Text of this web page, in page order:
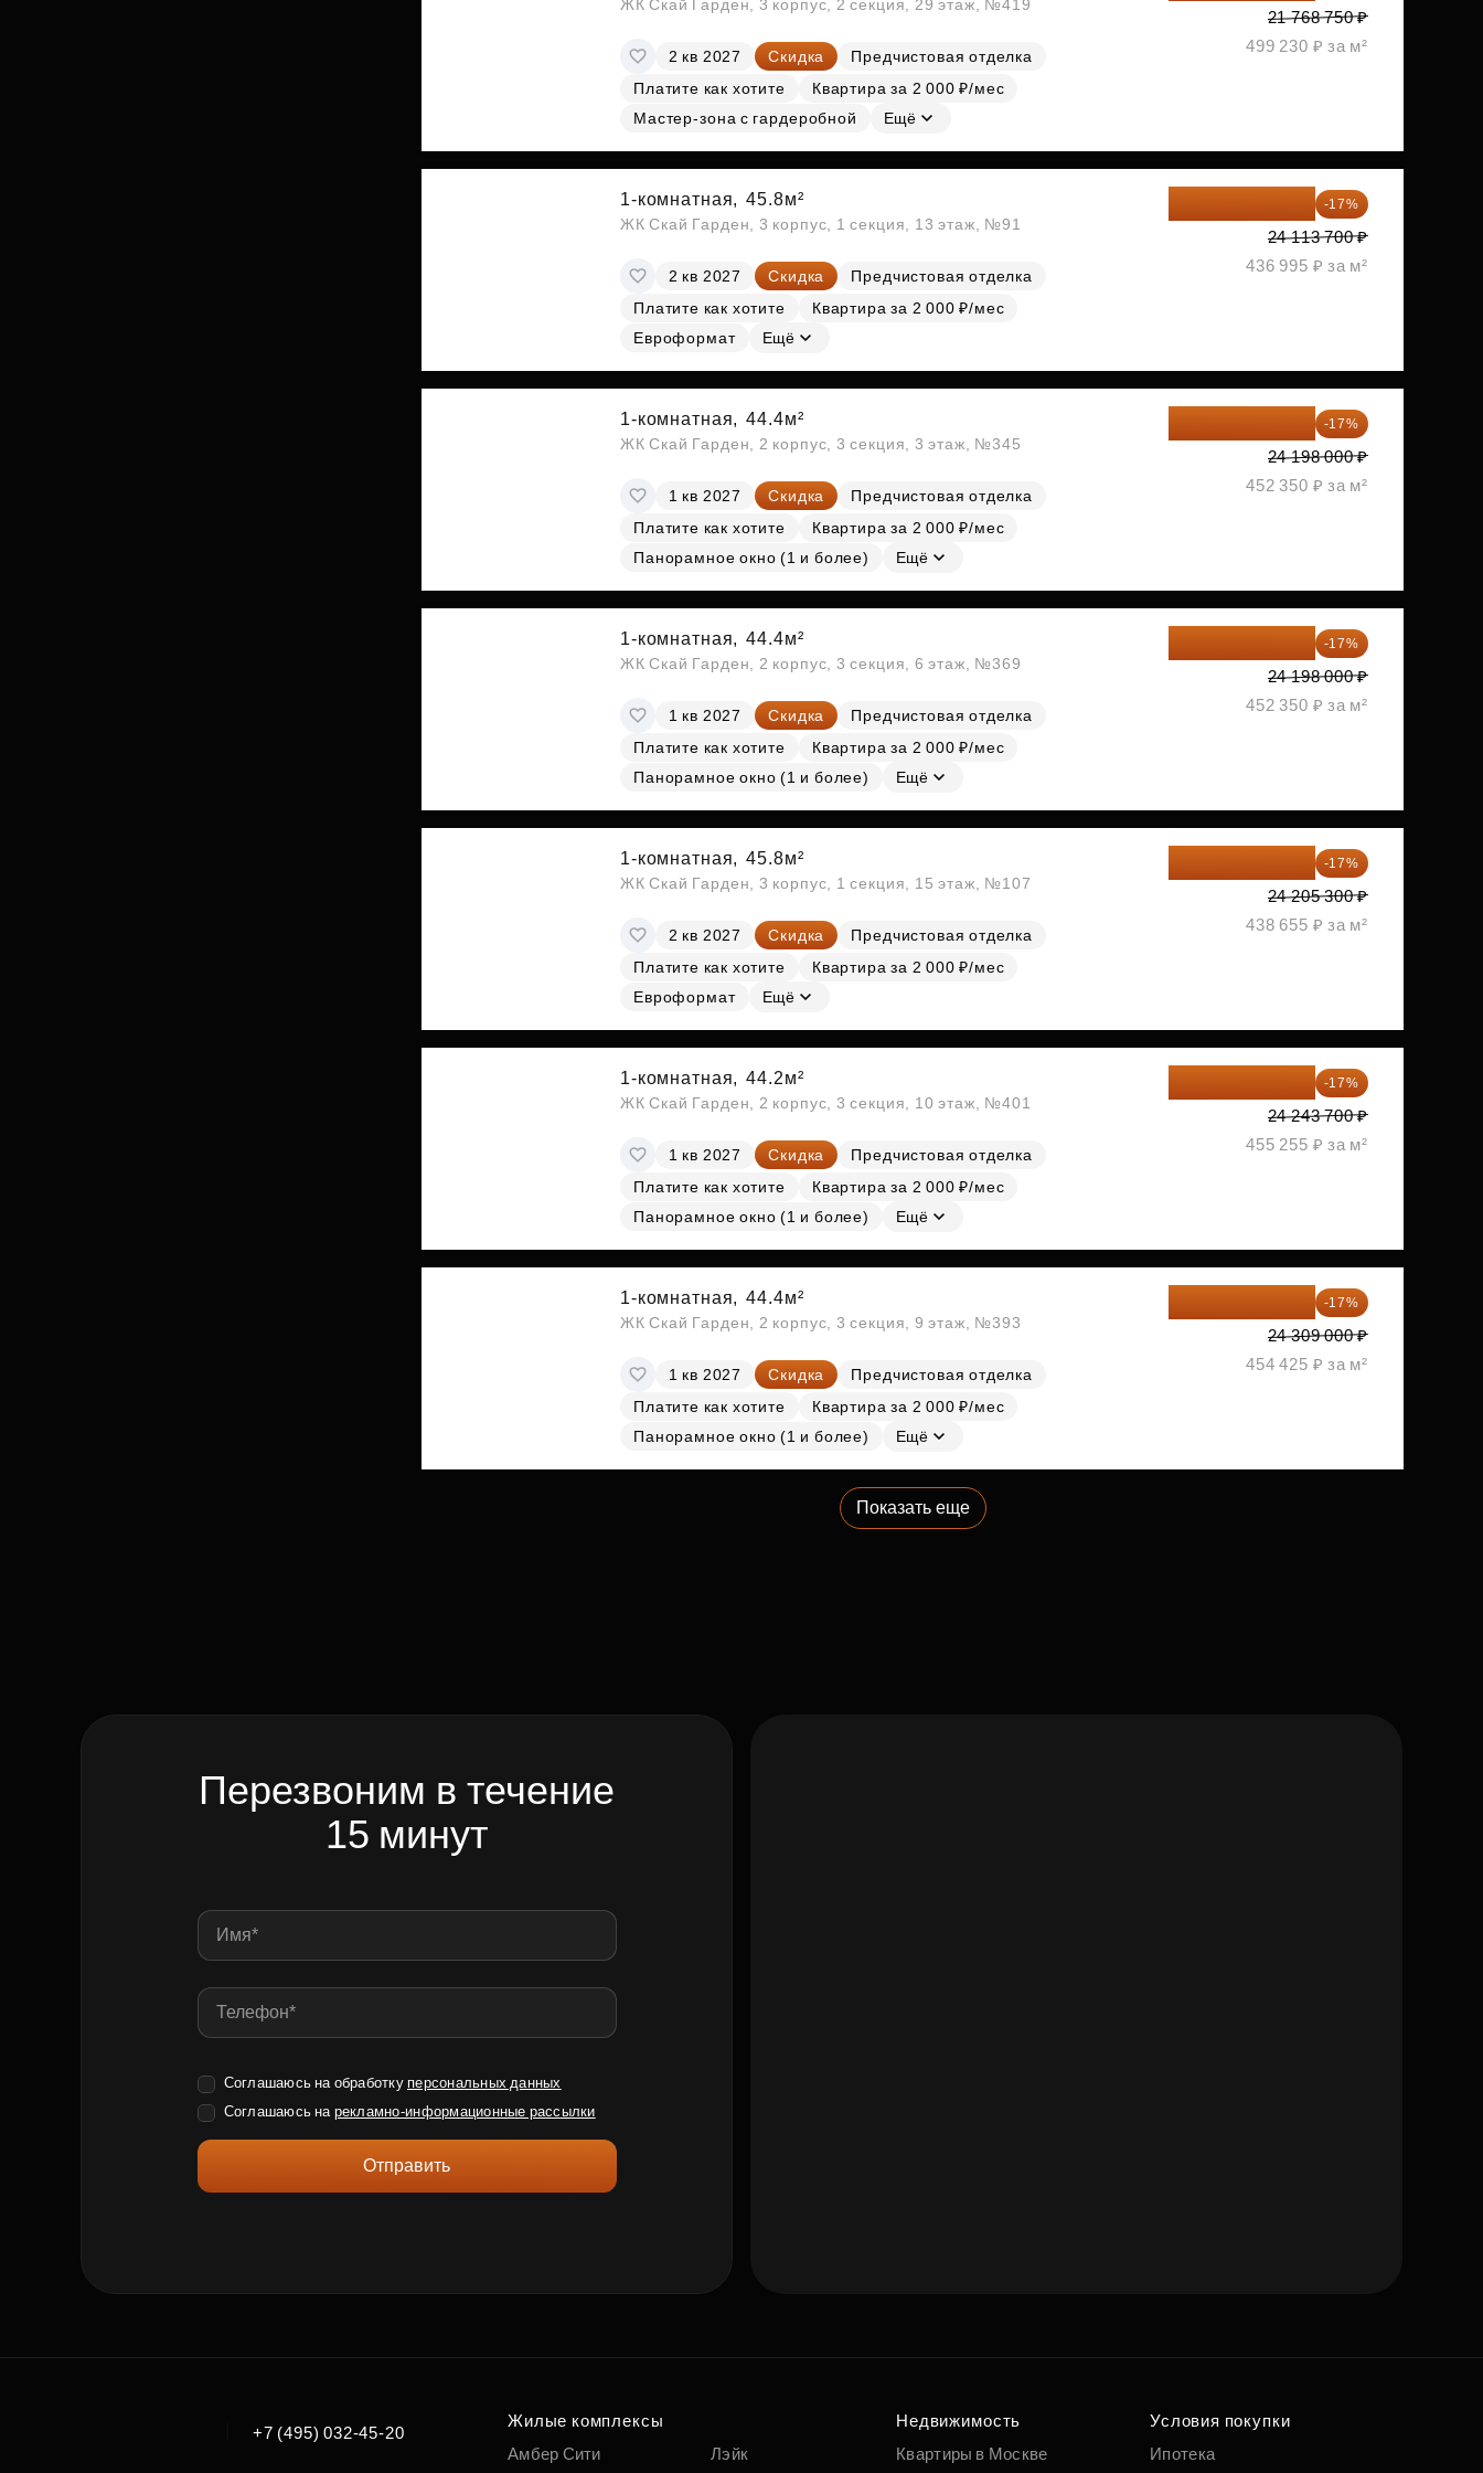
ЖК Скай Гарден, 3 корпус, 2 секция, 29 этаж, №419
2 кв 2027 Скидка
Предчистовая отделка
Платите как хотите
Квартира за 2 000 ₽/мес
Мастер-зона с гардеробной
Ещё
21 768 750 ₽
499 230 ₽ за м²
1-комнатная, 45.8м²
ЖК Скай Гарден, 3 корпус, 1 секция, 13 этаж, №91
2 кв 2027 Скидка
Предчистовая отделка
Платите как хотите
Квартира за 2 000 ₽/мес
Евроформат
Ещё
-17%
24 113 700 ₽
436 995 ₽ за м²
1-комнатная, 44.4м²
ЖК Скай Гарден, 2 корпус, 3 секция, 3 этаж, №345
1 кв 2027 Скидка
Предчистовая отделка
Платите как хотите
Квартира за 2 000 ₽/мес
Панорамное окно (1 и более)
Ещё
-17%
24 198 000 ₽
452 350 ₽ за м²
1-комнатная, 44.4м²
ЖК Скай Гарден, 2 корпус, 3 секция, 6 этаж, №369
1 кв 2027 Скидка
Предчистовая отделка
Платите как хотите
Квартира за 2 000 ₽/мес
Панорамное окно (1 и более)
Ещё
-17%
24 198 000 ₽
452 350 ₽ за м²
1-комнатная, 45.8м²
ЖК Скай Гарден, 3 корпус, 1 секция, 15 этаж, №107
2 кв 2027 Скидка
Предчистовая отделка
Платите как хотите
Квартира за 2 000 ₽/мес
Евроформат
Ещё
-17%
24 205 300 ₽
438 655 ₽ за м²
1-комнатная, 44.2м²
ЖК Скай Гарден, 2 корпус, 3 секция, 10 этаж, №401
1 кв 2027 Скидка
Предчистовая отделка
Платите как хотите
Квартира за 2 000 ₽/мес
Панорамное окно (1 и более)
Ещё
-17%
24 243 700 ₽
455 255 ₽ за м²
1-комнатная, 44.4м²
ЖК Скай Гарден, 2 корпус, 3 секция, 9 этаж, №393
1 кв 2027 Скидка
Предчистовая отделка
Платите как хотите
Квартира за 2 000 ₽/мес
Панорамное окно (1 и более)
Ещё
-17%
24 309 000 ₽
454 425 ₽ за м²
Показать еще
Перезвоним в течение
15 минут
Соглашаюсь на обработку персональных данных
Соглашаюсь на рекламно-информационные рассылки
Отправить
+7 (495) 032-45-20
Жилые комплексы
Амбер Сити
Лэйк
Недвижимость
Квартиры в Москве
Условия покупки
Ипотека